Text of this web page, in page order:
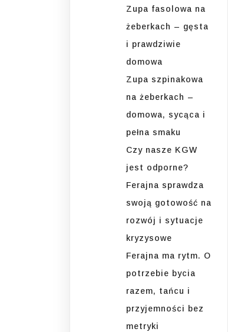
Zupa fasolowa na
żeberkach – gęsta
i prawdziwie
domowa
Zupa szpinakowa
na żeberkach –
domowa, sycąca i
pełna smaku
Czy nasze KGW
jest odporne?
Ferajna sprawdza
swoją gotowość na
rozwój i sytuacje
kryzysowe
Ferajna ma rytm. O
potrzebie bycia
razem, tańcu i
przyjemności bez
metryki